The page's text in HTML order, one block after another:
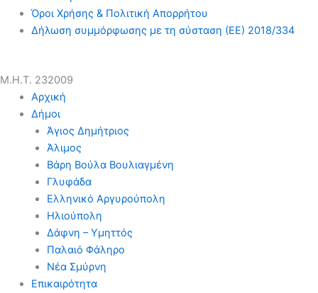
Όροι Χρήσης & Πολιτική Απορρήτου
Δήλωση συμμόρφωσης με τη σύσταση (ΕΕ) 2018/334
Μ.Η.Τ. 232009
Αρχική
Δήμοι
Άγιος Δημήτριος
Άλιμος
Βάρη Βούλα Βουλιαγμένη
Γλυφάδα
Ελληνικό Αργυρούπολη
Ηλιούπολη
Δάφνη – Υμηττός
Παλαιό Φάληρο
Νέα Σμύρνη
Επικαιρότητα